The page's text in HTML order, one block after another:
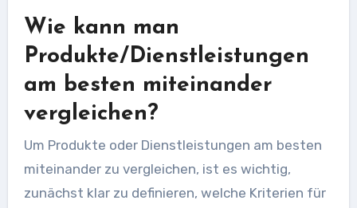
Wie kann man
Produkte/Dienstleistungen
am besten miteinander
vergleichen?
Um Produkte oder Dienstleistungen am besten
miteinander zu vergleichen, ist es wichtig,
zunächst klar zu definieren, welche Kriterien für